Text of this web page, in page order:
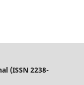
(ISSN 2238-